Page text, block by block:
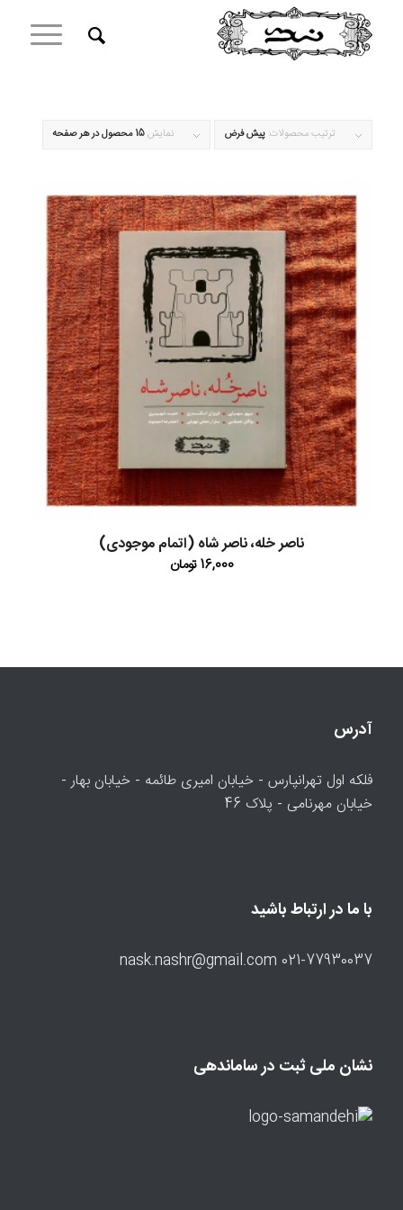
ترتیب محصولات: پیش فرض نمایش15 محصول در هر صفحه
ناصر خله، ناصر شاه (اتمام موجودی)
16,000تومان
آدرس
فلکه اول تهرانپارس - خیابان امیری طائمه - خیابان بهار -
خیابان مهرنامی - پلاک 46
با ما در ارتباط باشید
021-77930037 nask.nashr@gmail.com
نشان ملی ثبت در ساماندهی